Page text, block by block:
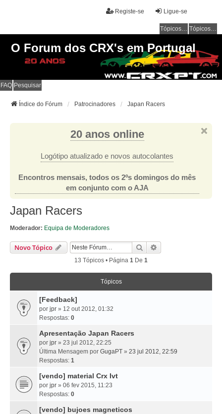
Ligue-se
Registe-se
Tópicos sem resposta Tópicos ativos
O Forum dos CRX's em Portugal
FAQ Pesquisar
Índice do Fórum Patrocinadores Japan Racers
20 anos online
Logótipo atualizado e novos autocolantes
Encontros mensais, todos os 2ºs domingos do mês
em conjunto com o AJA
Japan Racers
Moderador: Equipa de Moderadores
Novo Tópico Pesquisar
13 Tópicos • Página 1 De 1
Tópicos
[Feedback]
por jpr » 12 out 2012, 01:32
Respostas: 0
Apresentação Japan Racers
por jpr » 23 jul 2012, 22:25
Última Mensagem por GugaPT » 23 jul 2012, 22:59
Respostas: 1
[vendo] material Crx Ivt
por jpr » 06 fev 2015, 11:23
Respostas: 0
[vendo] bujoes magneticos